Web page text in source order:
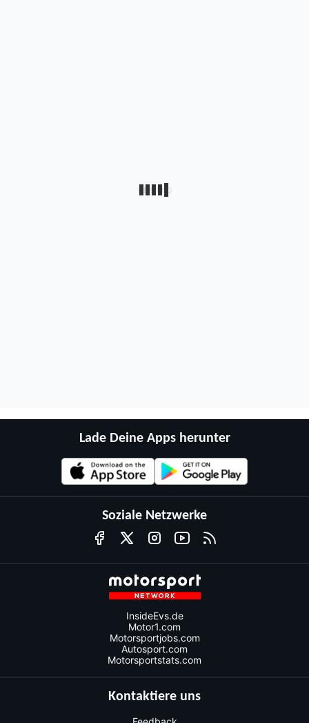
Lade Deine Apps herunter
Soziale Netzwerke
InsideEvs.de
Motor1.com
Motorsportjobs.com
Autosport.com
Motorsportstats.com
Kontaktiere uns